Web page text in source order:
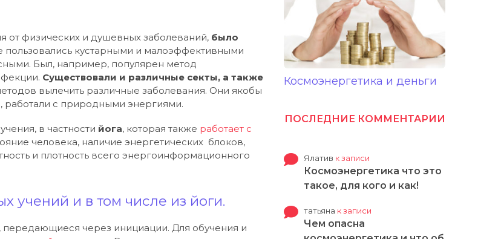
от физических и душевных заболеваний, было
кустарными и малоэффективными
Был, например, популярен метод
Существовали и различные секты, а также
вылечить различные заболевания. Они якобы
с природными энергиями.
в частности йога, которая также работает с
человека, наличие энергетических блоков,
и плотность всего энергоинформационного
учений и в том числе из йоги.
через инициации. Для обучения и
Космоэнергетика и деньги
ПОСЛЕДНИЕ КОММЕНТАРИИ
Ялатив к записи
Космоэнергетика что это
такое, для кого и как!
татьяна к записи
Чем опасна